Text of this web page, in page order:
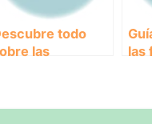
todo
las
las